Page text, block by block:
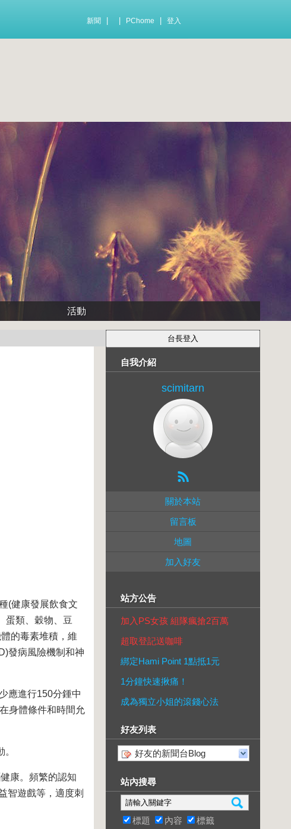
新聞 PChome 登入
活動
(健康發展飲食文
蛋類、穀物、豆
的毒素堆積，維
發病風險機制和神
應進行150分鍾中
身體條件和時間允
康。頻繁的認知
智遊戲等，適度刺
自我介紹
scimitarn
關於本站
留言板
地圖
加入好友
站方公告
加入PS女孩 組隊瘋搶2百萬
超取登記送咖啡
綁定Hami Point 1點抵1元
1分鐘快速揪痛！
成為獨立小姐的滾錢心法
好友列表
好友的新聞台Blog
站內搜尋
標題 內容 標籤